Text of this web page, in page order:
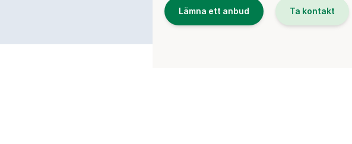
Lämna ett anbud Ta kontakt